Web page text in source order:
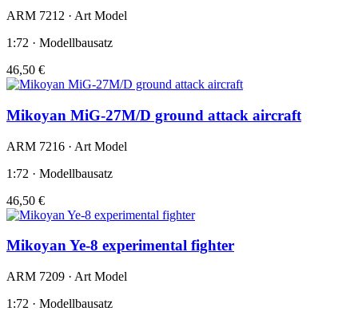
ARM 7212 · Art Model
1:72 · Modellbausatz
46,50 €
Mikoyan MiG-27M/D ground attack aircraft
ARM 7216 · Art Model
1:72 · Modellbausatz
46,50 €
Mikoyan Ye-8 experimental fighter
ARM 7209 · Art Model
1:72 · Modellbausatz